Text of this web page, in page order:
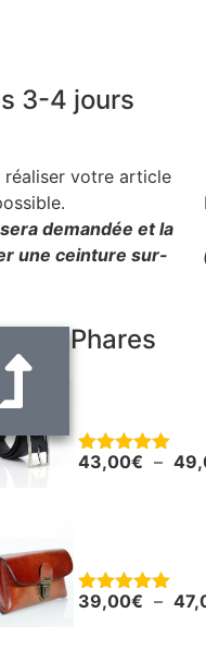
3-4 jours
réaliser votre article
demandée et la
une ceinture sur-
Phares
Note5.00
43,00€ –
Note5.00
39,00€ –